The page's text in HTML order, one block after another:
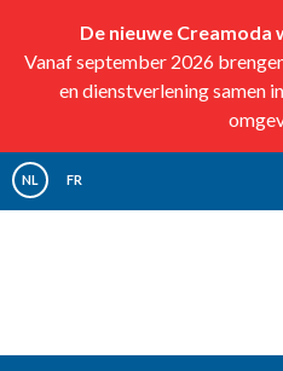
De nieuwe
Vanaf september 2026
en dienstverlening samen
NL FR